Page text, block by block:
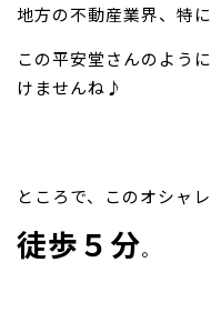
地方の不動産業界、特
この平安堂さんのよう
けませんね♪
ところで、このオシャ
徒歩５分。